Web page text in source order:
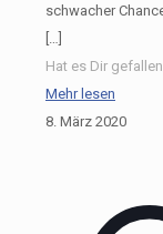
schwacher
[…]
Hat es Dir
Mehr lesen
8. März 2020